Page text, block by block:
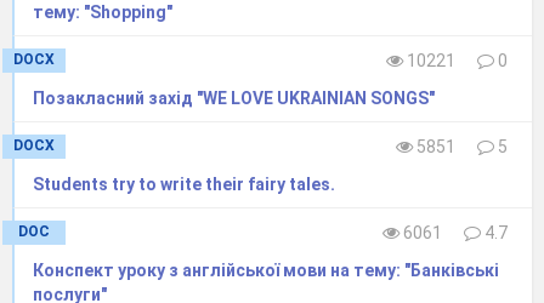
тему: "Shopping"
DOCX 10221
0
Позакласний захід "WE LOVE UKRAINIAN SONGS"
DOCX 5851
5
Students try to write their fairy tales.
DOC 6061
4.7
Конспект уроку з англійської мови на тему: "Банківські
послуги"